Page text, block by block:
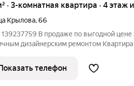
· 3-комнатная квартира · 4 этаж
Крылова,66
139237759 В продаже по выгодной цене
дизайнерским ремонтом
вся мебель новая, хорошая
телефон